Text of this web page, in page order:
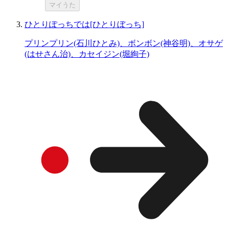
マイうた
ひとりぽっちでは[ひとりぼっち]
プリンプリン(石川ひとみ)、ボンボン(神谷明)、オサゲ
(はせさん治)、カセイジン(堀絢子)